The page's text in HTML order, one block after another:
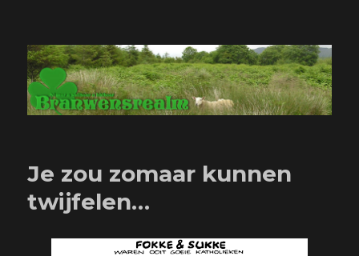
Branwensrealm.com
Je zou zomaar kunnen
twijfelen…